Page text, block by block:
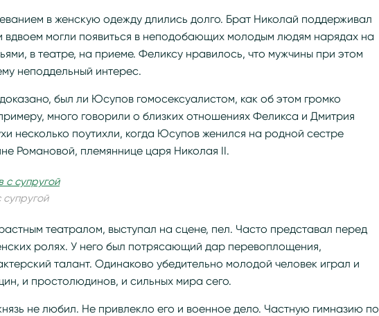
в женскую одежду длились долго. Брат Николай поддерживал
вдвоем могли появиться в неподобающих молодым людям нарядах на
в театре, на приеме. Феликсу нравилось, что мужчины при этом
неподдельный интерес.
был ли Юсупов гомосексуалистом, как об этом громко
много говорили о близких отношениях Феликса и Дмитрия
несколько поутихли, когда Юсупов женился на родной сестре
Романовой, племяннице царя Николая II.
театралом, выступал на сцене, пел. Часто представал перед
ролях. У него был потрясающий дар перевоплощения,
талант. Одинаково убедительно молодой человек играл и
и простолюдинов, и сильных мира сего.
не любил. Не привлекло его и военное дело. Частную гимназию по